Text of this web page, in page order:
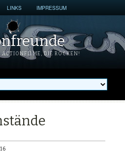
LINKS IMPRESSUM
ACTIONFILME, DIE ROCKEN!